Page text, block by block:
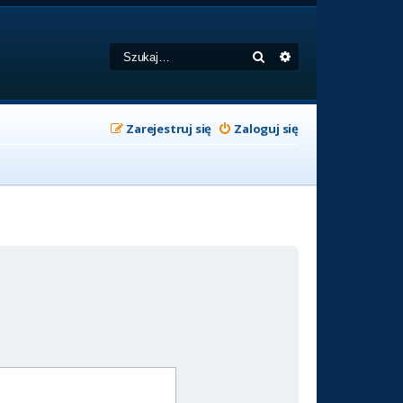
Szukaj
Zaloguj się
Zarejestruj się